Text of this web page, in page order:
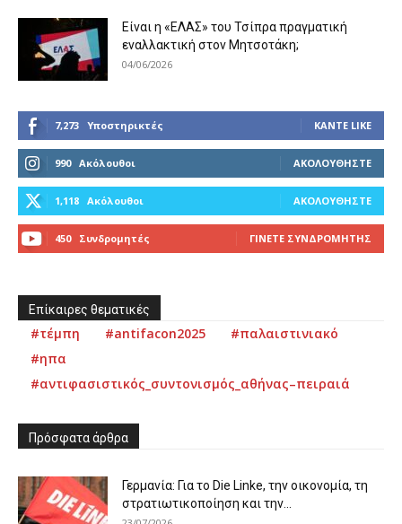
Είναι η «ΕΛΑΣ» του Τσίπρα πραγματική
εναλλακτική στον Μητσοτάκη;
04/06/2026
7,273 Υποστηρικτές ΚΆΝΤΕ LIKE
990 Ακόλουθοι ΑΚΟΛΟΥΘΉΣΤΕ
1,118 Ακόλουθοι ΑΚΟΛΟΥΘΉΣΤΕ
450 Συνδρομητές ΓΊΝΕΤΕ ΣΥΝΔΡΟΜΗΤΉΣ
Επίκαιρες θεματικές
#τέμπη #antifacon2025
#παλαιστινιακό
#ηπα
#αντιφασιστικός_συντονισμός_αθήνας–πειραιά
Πρόσφατα άρθρα
Γερμανία: Για το Die Linke, την οικονομία, τη
στρατιωτικοποίηση και την...